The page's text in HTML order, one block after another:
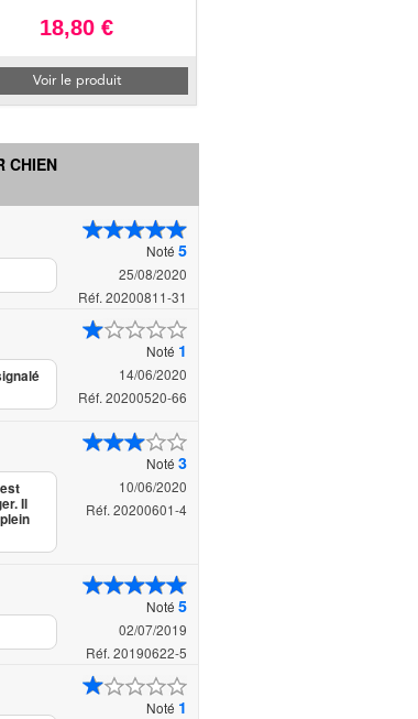
18,80 €
Voir le produit
CHIEN
Noté 5
25/08/2020
Réf. 20200811-31
Noté 1
14/06/2020
Réf. 20200520-66
Noté 3
10/06/2020
Réf. 20200601-4
Il
Noté 5
02/07/2019
Réf. 20190622-5
Noté 1